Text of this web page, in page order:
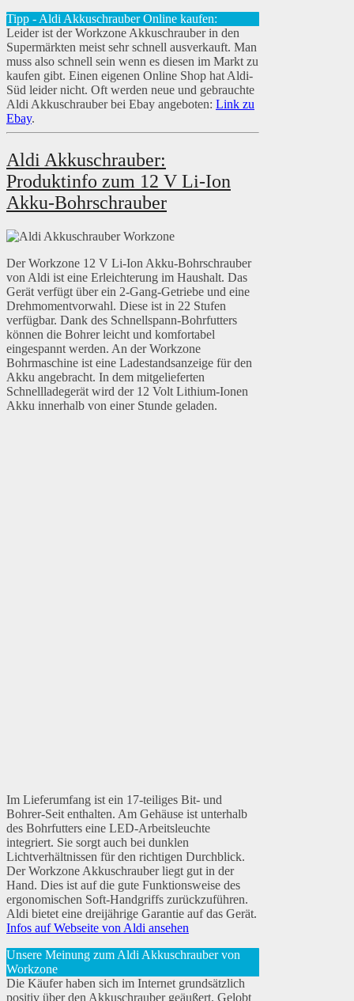
Tipp - Aldi Akkuschrauber Online kaufen:
Leider ist der Workzone Akkuschrauber in den
Supermärkten meist sehr schnell ausverkauft. Man
muss also schnell sein wenn es diesen im Markt zu
kaufen gibt. Einen eigenen Online Shop hat Aldi-
Süd leider nicht. Oft werden neue und gebrauchte
Aldi Akkuschrauber bei Ebay angeboten: Link zu
Ebay.
Aldi Akkuschrauber:
Produktinfo zum 12 V Li-Ion
Akku-Bohrschrauber
Der Workzone 12 V Li-Ion Akku-Bohrschrauber
von Aldi ist eine Erleichterung im Haushalt. Das
Gerät verfügt über ein 2-Gang-Getriebe und eine
Drehmomentvorwahl. Diese ist in 22 Stufen
verfügbar. Dank des Schnellspann-Bohrfutters
können die Bohrer leicht und komfortabel
eingespannt werden. An der Workzone
Bohrmaschine ist eine Ladestandsanzeige für den
Akku angebracht. In dem mitgelieferten
Schnellladegerät wird der 12 Volt Lithium-Ionen
Akku innerhalb von einer Stunde geladen.
Im Lieferumfang ist ein 17-teiliges Bit- und
Bohrer-Seit enthalten. Am Gehäuse ist unterhalb
des Bohrfutters eine LED-Arbeitsleuchte
integriert. Sie sorgt auch bei dunklen
Lichtverhältnissen für den richtigen Durchblick.
Der Workzone Akkuschrauber liegt gut in der
Hand. Dies ist auf die gute Funktionsweise des
ergonomischen Soft-Handgriffs zurückzuführen.
Aldi bietet eine dreijährige Garantie auf das Gerät.
Infos auf Webseite von Aldi ansehen
Unsere Meinung zum Aldi Akkuschrauber von
Workzone
Die Käufer haben sich im Internet grundsätzlich
positiv über den Akkuschrauber geäußert. Gelobt